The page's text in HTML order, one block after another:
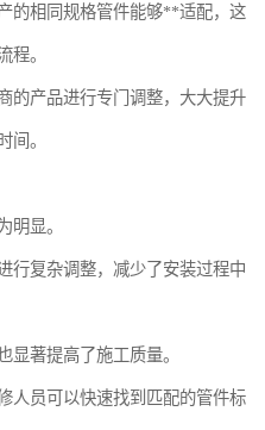
的相同规格管件能够**适配，这
程。
的产品进行专门调整，大大提升
间。
明显。
行复杂调整，减少了安装过程中
显著提高了施工质量。
人员可以快速找到匹配的管件标